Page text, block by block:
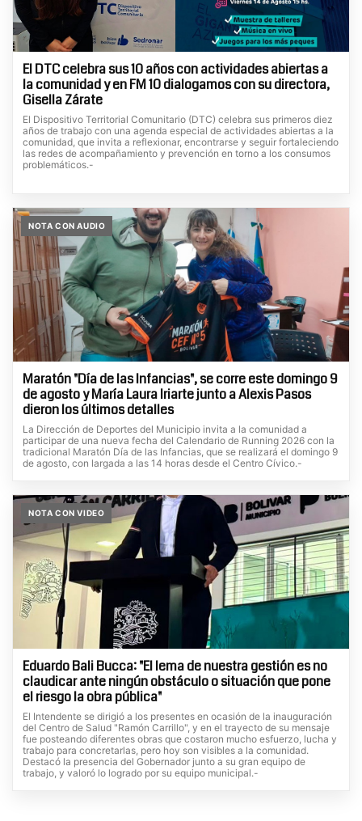
El DTC celebra sus 10 años con actividades abiertas a
la comunidad y en FM 10 dialogamos con su directora,
Gisella Zárate
El Dispositivo Territorial Comunitario (DTC) celebra sus primeros diez
años de trabajo con una agenda especial de actividades abiertas a la
comunidad, que invita a reflexionar, encontrarse y seguir fortaleciendo
las redes de acompañamiento y prevención en torno a los consumos
problemáticos.-
NOTA CON AUDIO
Maratón "Día de las Infancias", se corre este domingo 9
de agosto y María Laura Iriarte junto a Alexis Pasos
dieron los últimos detalles
La Dirección de Deportes del Municipio invita a la comunidad a
participar de una nueva fecha del Calendario de Running 2026 con la
tradicional Maratón Día de las Infancias, que se realizará el domingo 9
de agosto, con largada a las 14 horas desde el Centro Cívico.-
NOTA CON VIDEO
Eduardo Bali Bucca: "El lema de nuestra gestión es no
claudicar ante ningún obstáculo o situación que pone
el riesgo la obra pública"
El Intendente se dirigió a los presentes en ocasión de la inauguración
del Centro de Salud "Ramón Carrillo", y en el trayecto de su mensaje
fue posteando diferentes obras que costaron mucho esfuerzo, lucha y
trabajo para concretarlas, pero hoy son visibles a la comunidad.
Destacó la presencia del Gobernador junto a su gran equipo de
trabajo, y valoró lo logrado por su equipo municipal.-